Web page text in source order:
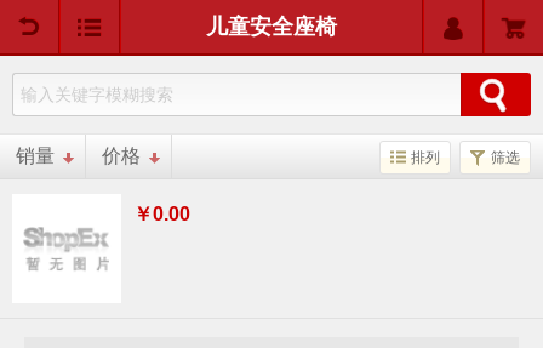
儿童安全座椅
用户中心购物车
销量 价格 排列 筛选
￥0.00